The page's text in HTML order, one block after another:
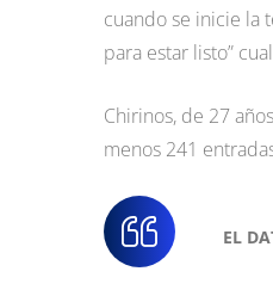
cuando se inicie la
para estar listo”
Chirinos, de 27
menos 241
EL